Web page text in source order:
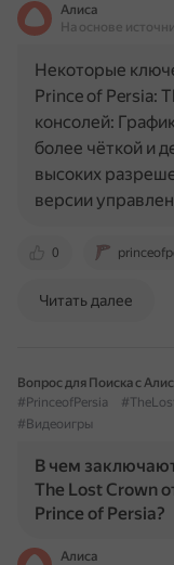
Алиса
На основе
0
Некоторые
Prince of Persia:
консолей:
более чёткой и
высоких
версии
Читать далее
Вопрос для Поиска с
#PrinceofPersia
#Видеоигры
В чем
The Lost Crown
Prince of Persia?
Алиса